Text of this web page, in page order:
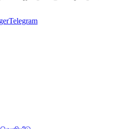
Telegram